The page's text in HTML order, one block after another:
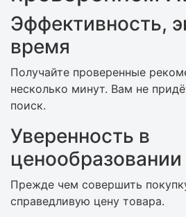
Эффективность,
время
Получайте проверенные
несколько минут. Вам не
поиск.
Уверенность в
ценообразовании
Прежде чем совершить
справедливую цену товара.